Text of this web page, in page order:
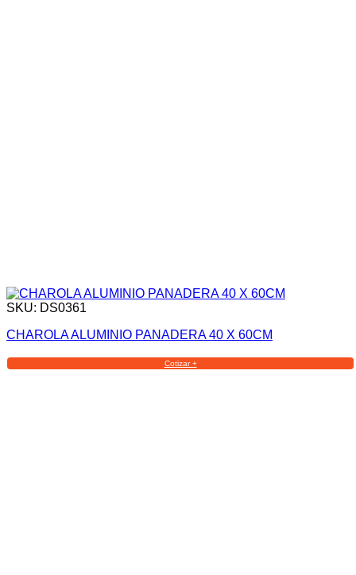
SKU: DS0361
CHAROLA ALUMINIO PANADERA 40 X 60CM
Cotizar +